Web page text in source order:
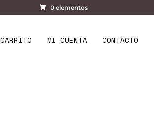
0 elementos
CARRITO MI CUENTA CONTACTO